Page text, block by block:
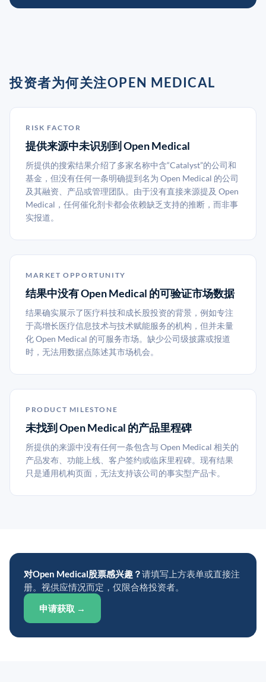
投资者为何关注OPEN MEDICAL
RISK FACTOR
提供来源中未识别到 Open Medical
所提供的搜索结果介绍了多家名称中含“Catalyst”的公司和
基金，但没有任何一条明确提到名为 Open Medical 的公司
及其融资、产品或管理团队。由于没有直接来源提及 Open
Medical，任何催化剂卡都会依赖缺乏支持的推断，而非事
实报道。
MARKET OPPORTUNITY
结果中没有 Open Medical 的可验证市场数据
结果确实展示了医疗科技和成长股投资的背景，例如专注
于高增长医疗信息技术与技术赋能服务的机构，但并未量
化 Open Medical 的可服务市场。缺少公司级披露或报道
时，无法用数据点陈述其市场机会。
PRODUCT MILESTONE
未找到 Open Medical 的产品里程碑
所提供的来源中没有任何一条包含与 Open Medical 相关的
产品发布、功能上线、客户签约或临床里程碑。现有结果
只是通用机构页面，无法支持该公司的事实型产品卡。
对Open Medical股票感兴趣？请填写上方表单或直接注
册。视供应情况而定，仅限合格投资者。
申请获取 →